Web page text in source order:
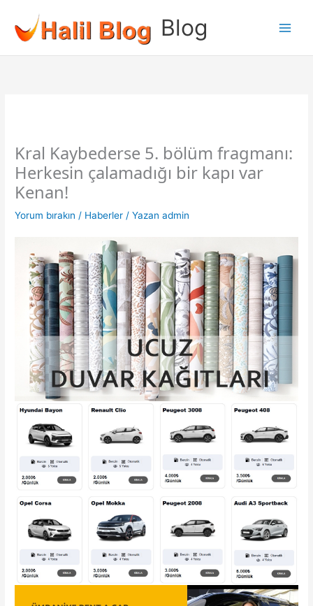
Blog
Kral Kaybederse 5. bölüm fragmanı:
Herkesin çalamadığı bir kapı var
Kenan!
Yorum bırakın / Haberler / Yazan admin